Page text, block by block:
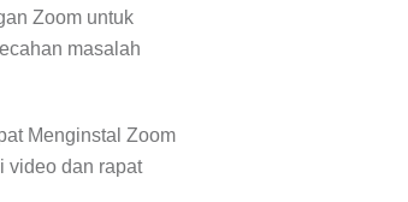
Zoom untuk
masalah
Menginstal Zoom
video dan rapat